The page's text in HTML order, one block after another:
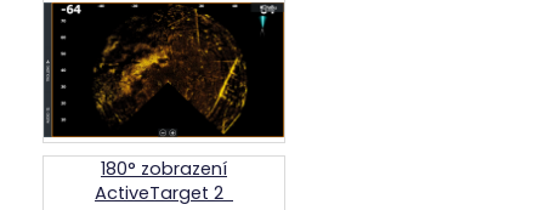
180° zobrazení
ActiveTarget 2